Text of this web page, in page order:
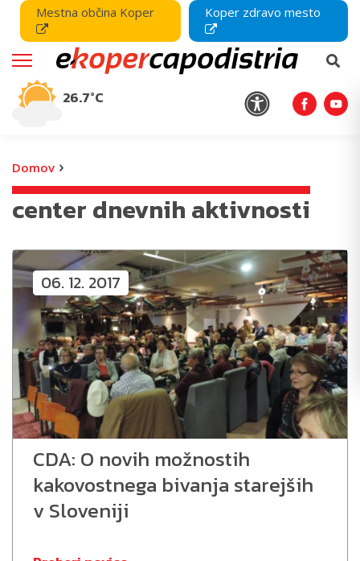
Mestna občina Koper Koper zdravo mesto
26.7°C
Domov ›
center dnevnih aktivnosti
06. 12. 2017
CDA: O novih možnostih
kakovostnega bivanja starejših
v Sloveniji